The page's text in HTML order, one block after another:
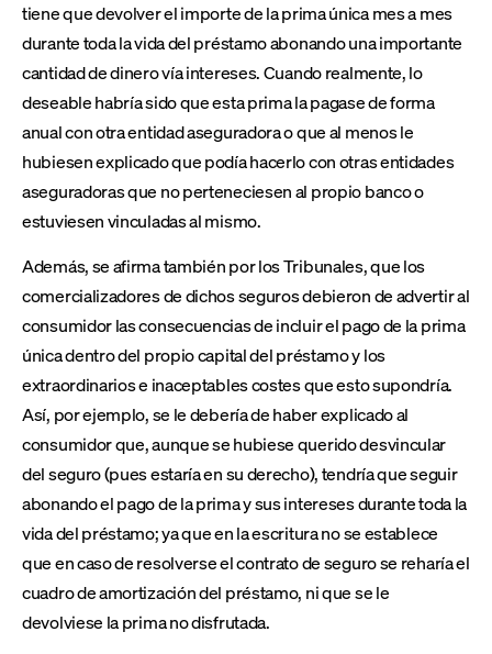
tiene que devolver el importe de la prima única mes a mes
durante toda la vida del préstamo abonando una importante
cantidad de dinero vía intereses. Cuando realmente, lo
deseable habría sido que esta prima la pagase de forma
anual con otra entidad aseguradora o que al menos le
hubiesen explicado que podía hacerlo con otras entidades
aseguradoras que no perteneciesen al propio banco o
estuviesen vinculadas al mismo.
Además, se afirma también por los Tribunales, que los
comercializadores de dichos seguros debieron de advertir al
consumidor las consecuencias de incluir el pago de la prima
única dentro del propio capital del préstamo y los
extraordinarios e inaceptables costes que esto supondría.
Así, por ejemplo, se le debería de haber explicado al
consumidor que, aunque se hubiese querido desvincular
del seguro (pues estaría en su derecho), tendría que seguir
abonando el pago de la prima y sus intereses durante toda la
vida del préstamo; ya que en la escritura no se establece
que en caso de resolverse el contrato de seguro se reharía el
cuadro de amortización del préstamo, ni que se le
devolviese la prima no disfrutada.